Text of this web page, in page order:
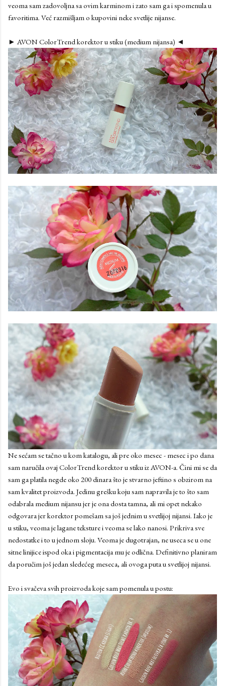
veoma sam zadovoljna sa ovim karminom i zato sam ga i spomenula u
favoritima. Već razmišljam o kupovini neke svetlije nijanse.
► AVON ColorTrend korektor u stiku (medium nijansa) ◄
Ne sećam se tačno u kom katalogu, ali pre oko mesec - mesec i po dana
sam naručila ovaj ColorTrend korektor u stiku iz AVON-a. Čini mi se da
sam ga platila negde oko 200 dinara što je stvarno jeftino s obzirom na
sam kvalitet proizvoda. Jedinu grešku koju sam napravila je to što sam
odabrala medium nijansu jer je ona dosta tamna, ali mi opet nekako
odgovara jer korektor pomešam sa još jednim u svetlijoj nijansi. Iako je
u stiku, veoma je lagane teksture i veoma se lako nanosi. Prikriva sve
nedostatke i to u jednom sloju. Veoma je dugotrajan, ne useca se u one
sitne linijice ispod oka i pigmentacija mu je odlična. Definitivno planiram
da poručim još jedan sledećeg meseca, ali ovoga puta u svetlijoj nijansi.
Evo i svačeva svih proizvoda koje sam pomenula u postu: